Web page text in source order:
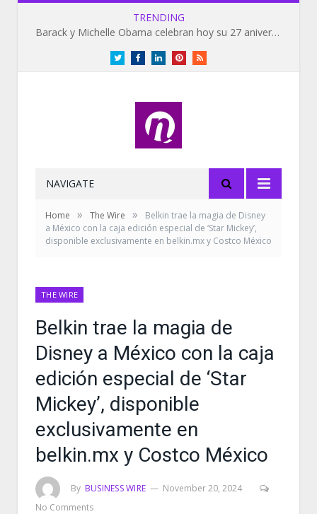
TRENDING
Barack y Michelle Obama celebran hoy su 27 aniversario de bodas
TwitterFacebookLinkedInPinterestRSS
NAVIGATE
Home » The Wire »
Belkin trae la magia de Disney
a México con la caja edición especial de ‘Star Mickey’,
disponible exclusivamente en belkin.mx y Costco México
THE WIRE
Belkin trae la magia de
Disney a México con la caja
edición especial de ‘Star
Mickey’, disponible
exclusivamente en
belkin.mx y Costco México
By BUSINESS WIRE
November 20, 2024
No Comments